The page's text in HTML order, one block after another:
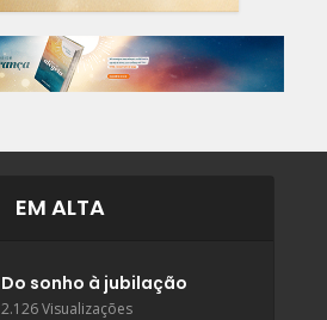
EM ALTA
Do sonho à jubilação
2.126 Visualizações